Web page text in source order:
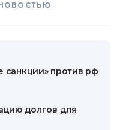
санкции» против рф
долгов для